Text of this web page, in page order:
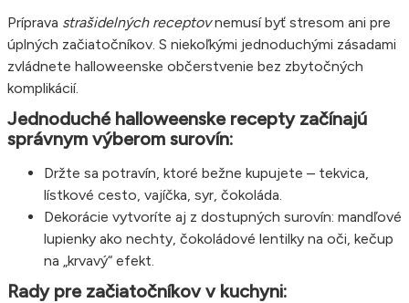
Príprava strašidelných receptovnemusí byť stresom ani pre
úplných začiatočníkov. S niekoľkými jednoduchými zásadami
zvládnete halloweenske občerstvenie bez zbytočných
komplikácií.
Jednoduché halloweenske recepty začínajú
správnym výberom surovín:
Držte sa potravín, ktoré bežne kupujete – tekvica,
lístkové cesto, vajíčka, syr, čokoláda.
Dekorácie vytvoríte aj z dostupných surovín: mandľové
lupienky ako nechty, čokoládové lentilky na oči, kečup
na „krvavý“ efekt.
Rady pre začiatočníkov v kuchyni: